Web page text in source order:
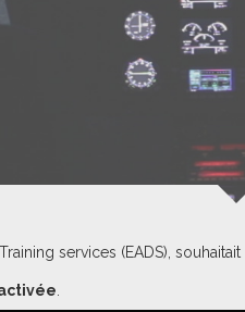
services (EADS),